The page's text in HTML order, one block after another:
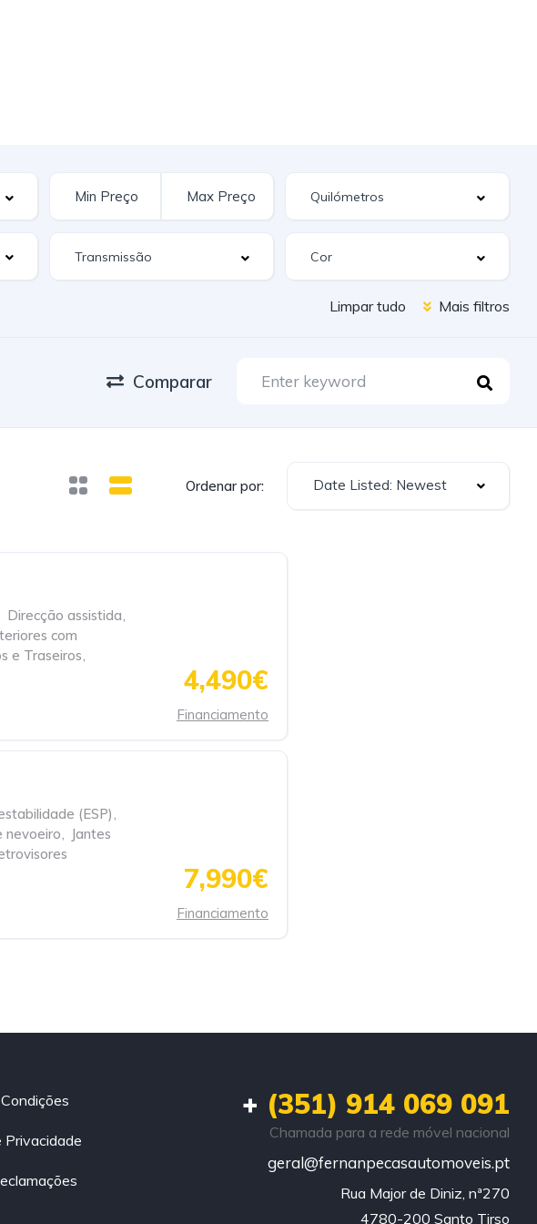
Limpar tudo Mais filtros
Comparar
Ordenar por: Date Listed: Newest
Direcção assistida,
com
e Traseiros,
4,490€
Financiamento
(ESP),
nevoeiro, Jantes
7,990€
Financiamento
Privacidade
+ (351) 914 069 091
Chamada para a rede móvel nacional
geral@fernanpecasautomoveis.pt
Rua Major de Diniz, nª270
4780-200 Santo Tirso